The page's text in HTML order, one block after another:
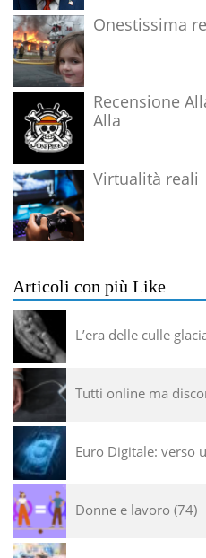
Onestissima
Recensione
Alla
Virtualità reali
Articoli con più Like
L’era delle culle
Tutti online ma
Euro Digitale: verso
Donne e lavoro 74